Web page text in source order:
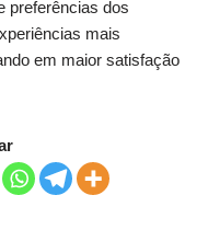
preferências dos
mais
em maior satisfação